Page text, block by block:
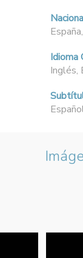
Idioma
Inglés,